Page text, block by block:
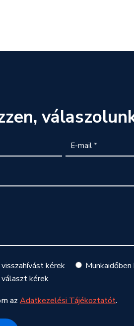
kérek
kérek
az Adatkezelési Tájékoztatót.